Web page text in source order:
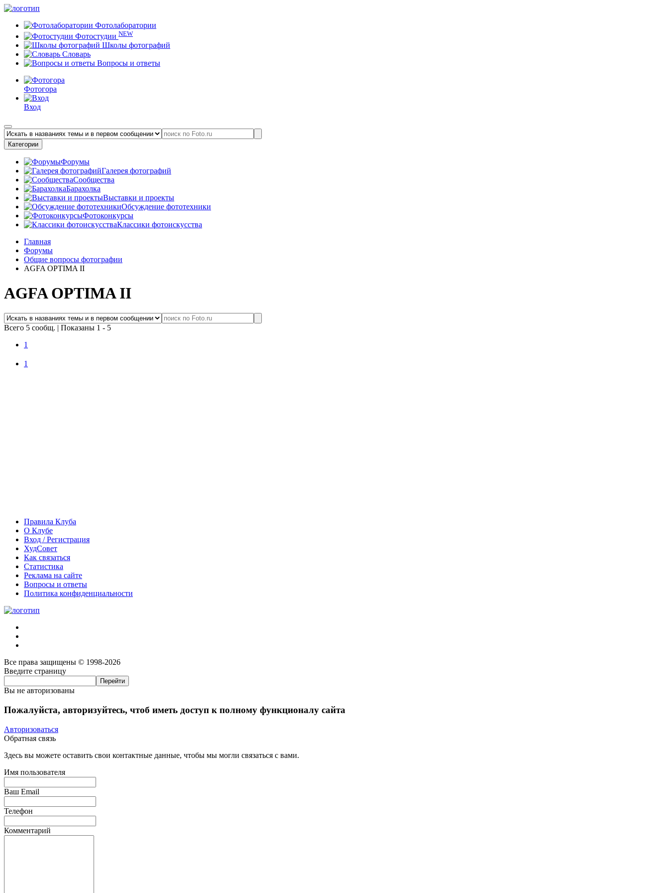
Фотолаборатории
Фотостудии NEW
Школы фотографий
Словарь
Вопросы и ответы
Фотогора
Вход
Категории
Форумы
Галерея фотографий
Сообщества
Барахолка
Выставки и проекты
Обсуждение фототехники
Фотоконкурсы
Классики фотоискусства
Главная
Форумы
Общие вопросы фотографии
AGFA OPTIMA II
AGFA OPTIMA II
Всего 5 сообщ. | Показаны 1 - 5
1
1
Правила Клуба
О Клубе
Вход / Регистрация
ХудСовет
Как связаться
Статистика
Реклама на сайте
Вопросы и ответы
Политика конфиденциальности
Все права защищены © 1998-2026
Введите страницу
Вы не авторизованы
Пожалуйста, авторизуйтесь, чтоб иметь доступ к полному функционалу сайта
Авторизоваться
Обратная связь
Здесь вы можете оставить свои контактные данные, чтобы мы могли связаться с вами.
Имя пользователя
Ваш Email
Телефон
Комментарий